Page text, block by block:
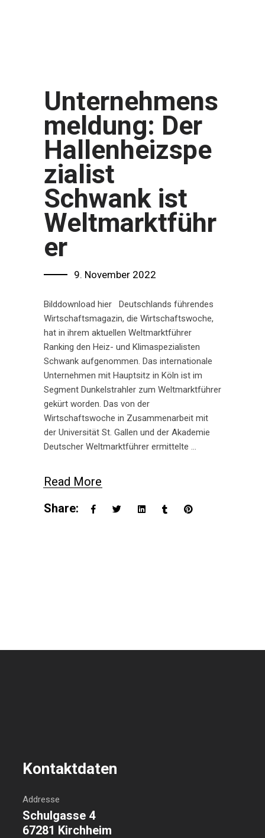
Unternehmens
meldung: Der
Hallenheizspe
zialist
Schwank ist
Weltmarktführ
er
9. November 2022
Bilddownload hier Deutschlands führendes
Wirtschaftsmagazin, die Wirtschaftswoche,
hat in ihrem aktuellen Weltmarktführer
Ranking den Heiz- und Klimaspezialisten
Schwank aufgenommen. Das internationale
Unternehmen mit Hauptsitz in Köln ist im
Segment Dunkelstrahler zum Weltmarktführer
gekürt worden. Das von der
Wirtschaftswoche in Zusammenarbeit mit
der Universität St. Gallen und der Akademie
Deutscher Weltmarktführer ermittelte
Read More
Share:
Kontaktdaten
Addresse
Schulgasse 4
67281 Kirchheim